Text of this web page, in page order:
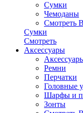
Сумки
Чемоданы
Смотреть
Сумки
Смотреть
Аксессуары
Ремни
Перчатки
Головные
Шарфы и
Зонты